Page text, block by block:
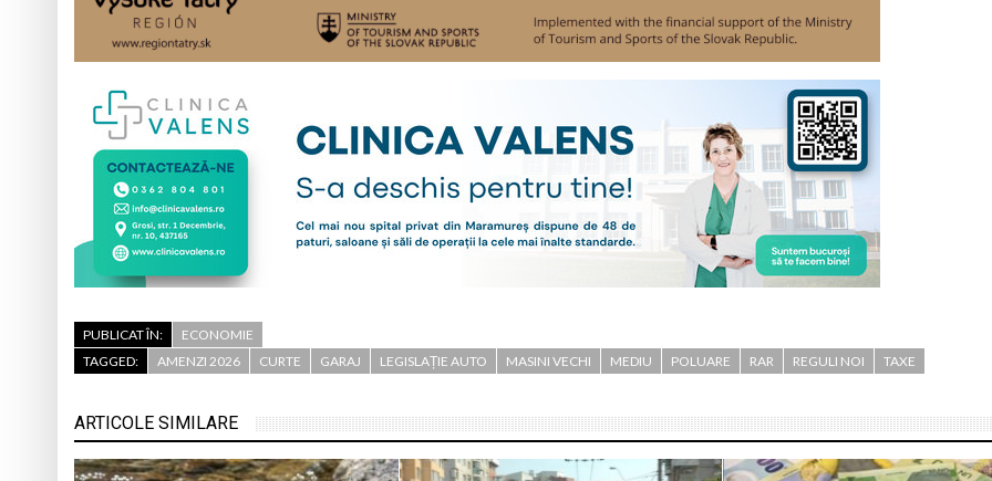
PUBLICAT ÎN:
ECONOMIE
TAGGED:
AMENZI 2026 CURTE GARAJ LEGISLAȚIE AUTO MASINI VECHI MEDIU POLUARE RAR REGULI NOI TAXE
ARTICOLE SIMILARE